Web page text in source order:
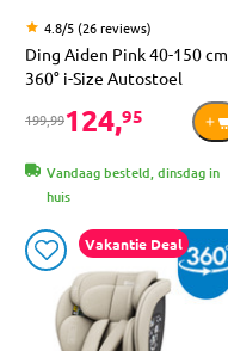
4.8/5 (26 reviews)
Ding Aiden Pink 40-150 cm
360° i-Size Autostoel
199,99124,95
Vandaag besteld, dinsdag in
huis
Vakantie Deal